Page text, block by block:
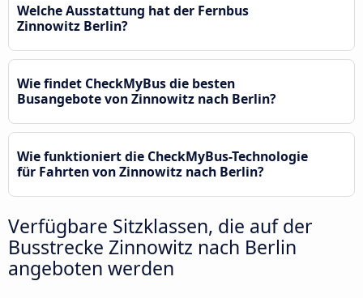
Welche Ausstattung hat der Fernbus
Zinnowitz Berlin?
Wie findet CheckMyBus die besten
Busangebote von Zinnowitz nach Berlin?
Wie funktioniert die CheckMyBus-Technologie
für Fahrten von Zinnowitz nach Berlin?
Verfügbare Sitzklassen, die auf der
Busstrecke Zinnowitz nach Berlin
angeboten werden